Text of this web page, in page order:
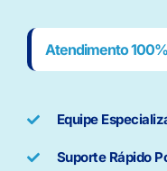
Atendimento
Equipe
Suporte Rápido